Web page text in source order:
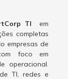
TI em
completas
empresas de
foco em
operacional.
TI, redes e